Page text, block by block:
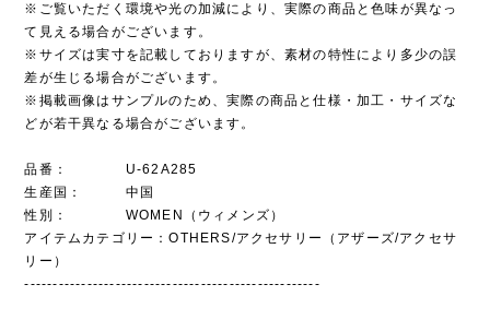
※ご覧いただく環境や光の加減により、実際の商品と色味が異なっ
て見える場合がございます。
※サイズは実寸を記載しておりますが、素材の特性により多少の誤
差が生じる場合がございます。
※掲載画像はサンプルのため、実際の商品と仕様・加工・サイズな
どが若干異なる場合がございます。
品番： U-62A285
生産国： 中国
性別： WOMEN（ウィメンズ）
アイテムカテゴリー：OTHERS/アクセサリー（アザーズ/アクセサ
リー）
----------------------------------------------------